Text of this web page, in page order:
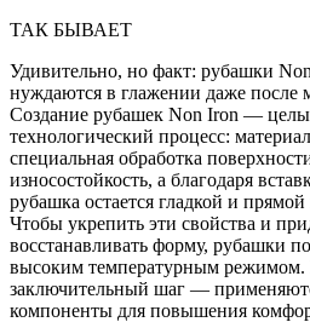
ТАК БЫВАЕТ
Удивительно, но факт: рубашки
нуждаются в глажении даже после
Создание рубашек Non Iron —
технологический процесс:
специальная обработка
износостойкость, а благодаря
рубашка остается гладкой и
Чтобы укрепить эти свойства и
восстанавливать форму, рубашки
высоким температурным режимом.
заключительный шаг —
компоненты для повышения